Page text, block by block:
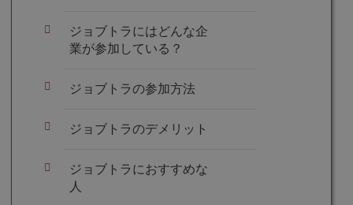
ジョブトラにはどんな企
業が参加している？
ジョブトラの参加方法
ジョブトラのデメリット
ジョブトラにおすすめな
人